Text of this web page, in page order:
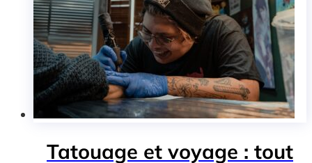
Tatouage et voyage : tout